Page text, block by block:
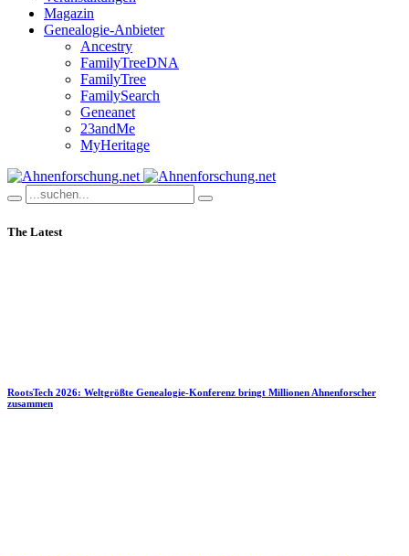
Magazin
Genealogie-Anbieter
Ancestry
FamilyTreeDNA
FamilyTree
FamilySearch
Geneanet
23andMe
MyHeritage
The Latest
RootsTech 2026: Weltgrößte Genealogie-Konferenz bringt Millionen Ahnenforscher
zusammen